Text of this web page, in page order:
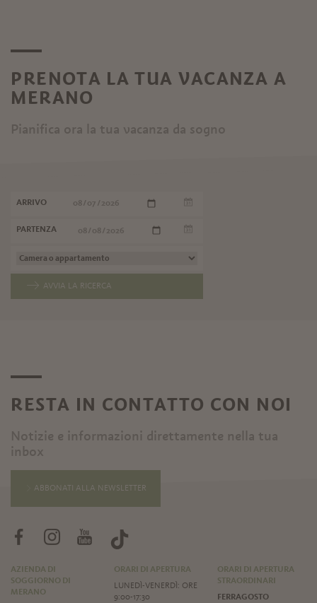
PRENOTA LA TUA VACANZA A
MERANO
Pianifica ora la tua vacanza da sogno
ARRIVO
PARTENZA
AVVIA LA RICERCA
RESTA IN CONTATTO CON NOI
Notizie e informazioni direttamente nella tua
inbox
ABBONATI ALLA NEWSLETTER
AZIENDA DI
SOGGIORNO DI
MERANO
ORARI DI APERTURA
LUNEDÌ-VENERDÌ: ORE
9:00-17:30
ORARI DI APERTURA
STRAORDINARI
FERRAGOSTO